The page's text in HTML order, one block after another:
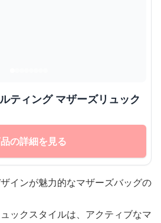
ティング マザーズリュック
の詳細を見る
インが魅力的なマザーズバッグの
ックスタイルは、アクティブなマ